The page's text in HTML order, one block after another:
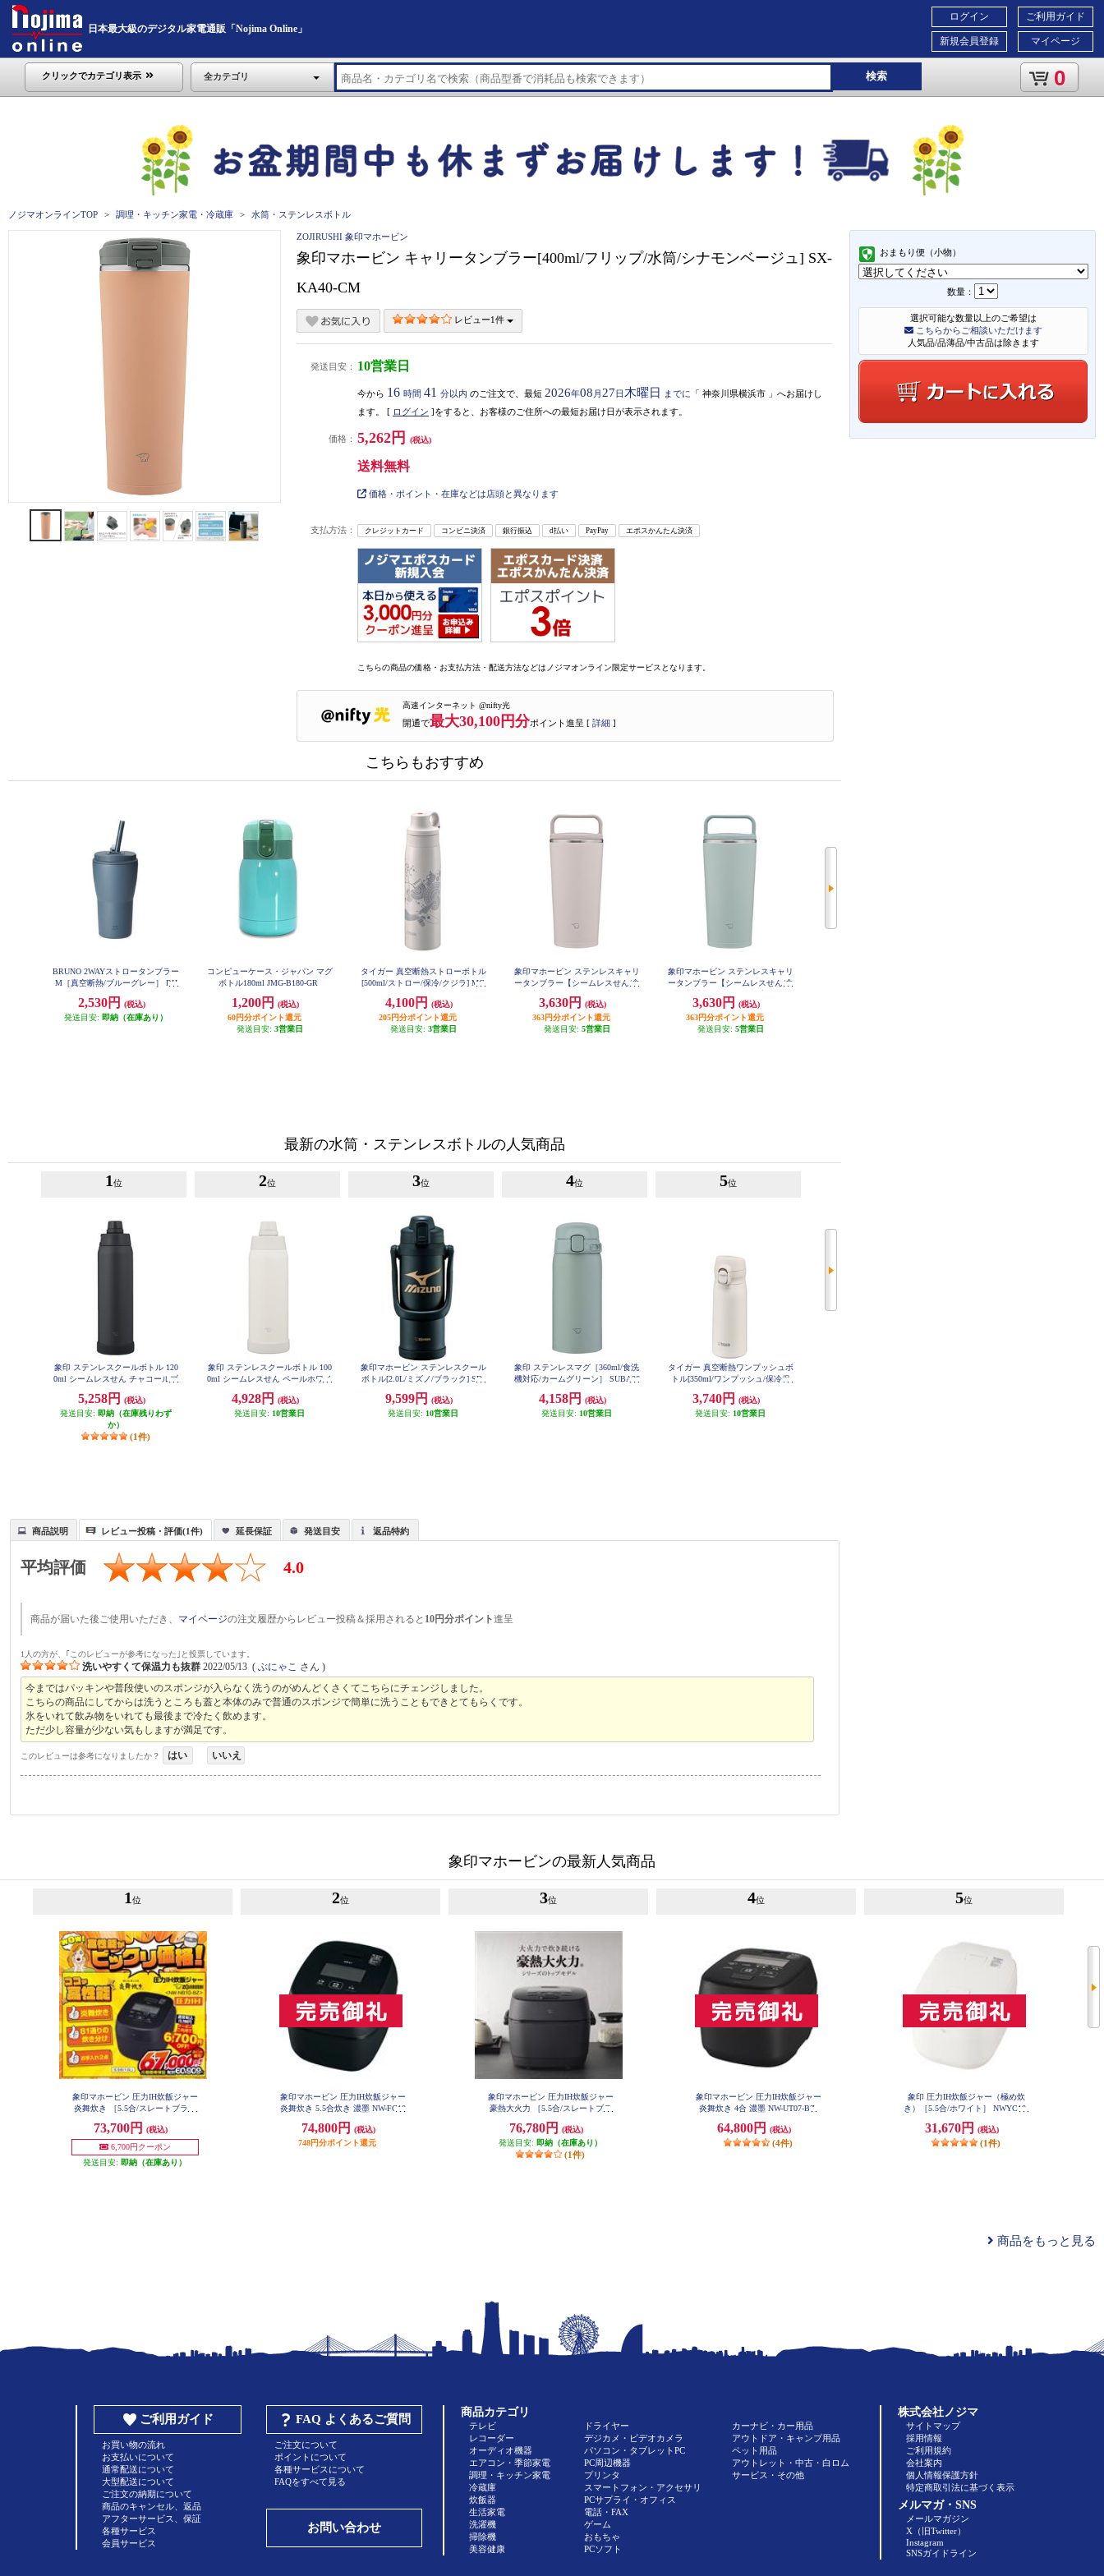
日本最大級のデジタル家電通販「Nojima Online」
ご利用ガイド
マイページ
ログイン
新規会員登録
クリックでカテゴリ表示 全カテゴリ 検索 0
ノジマオンラインTOP 調理・キッチン家電・冷蔵庫 水筒・ステンレスボトル
おまもり便（小物）
数量：
選択可能な数量以上のご希望は
こちらからご相談いただけます
人気品/品薄品/中古品は除きます
ZOJIRUSHI 象印マホービン
象印マホービン キャリータンブラー[400ml/フリップ/水筒/シナモンベージュ] SX-
KA40-CM
レビュー1件
発送目安： 10営業日
今から 16 時間 41 分以内 のご注文で、最短 2026年08 月 27日 木曜日 までに 「 神奈川県横浜市 」 へお届けし
ます。 [ ログイン ]をすると、お客様のご住所への最短お届け日が表示されます。
価格： 5,262円 (税込)
送料無料
価格・ポイント・在庫などは店頭と異なります
支払方法： クレジットカード コンビニ決済 銀行振込 d払い PayPay エポスかんたん決済
こちらの商品の価格・お支払方法・配送方法などはノジマオンライン限定サービスとなります。
高速インターネット @nifty光
開通で最大30,100円分ポイント進呈 [ 詳細 ]
こちらもおすすめ
BRUNO 2WAYストロータンブラー
M［真空断熱/ブルーグレー］ BH
2,530円
(税込)
発送目安: 即納（在庫あり）
コンピューケース・ジャパン マグ
ボトル180ml JMG-B180-GR
1,200円
(税込)
60円分ポイント還元
発送目安: 3営業日
タイガー 真空断熱ストローボトル
[500ml/ストロー/保冷/クジラ] MC
4,100円
(税込)
205円分ポイント還元
発送目安: 3営業日
象印マホービン ステンレスキャリ
ータンブラー【シームレスせん/食
ーコーティング/シアーグレー/300
ml/】 SX-JS30-HM
3,630円
(税込)
363円分ポイント還元
発送目安: 5営業日
象印マホービン ステンレスキャリ
ータンブラー【シームレスせん/食
ーコーティング/アッシュグリー
ン/300ml/】 SX-JS30-GM
3,630円
(税込)
363円分ポイント還元
発送目安: 5営業日
最新の水筒・ステンレスボトルの人気商品
1 位
象印 ステンレスクールボトル 120
0ml シームレスせん チャコールブ
5,258円
(税込)
発送目安: 即納（在庫残りわず
か）
(1件)
2位
象印 ステンレスクールボトル 100
0ml シームレスせん ペールホワイ
4,928円
(税込)
発送目安: 10営業日
3位
象印マホービン ステンレスクール
ボトル[2.0L/ミズノ/ブラック] SD-
9,599円
(税込)
発送目安: 10営業日
4位
象印 ステンレスマグ［360ml/食洗
機対応/カームグリーン］ SUBA36
4,158円
(税込)
発送目安: 10営業日
5位
タイガー 真空断熱ワンプッシュボ
トル[350ml/ワンプッシュ/保冷保
R
3,740円
(税込)
発送目安: 10営業日
商品説明 レビュー投稿・評価(1件) 延長保証 発送目安 返品特約
平均評価 4.0
商品が届いた後ご使用いただき、 マイページの注文履歴からレビュー投稿＆採用されると 10円分ポイント進呈
1人の方が、｢このレビューが参考になった｣と投票しています。
洗いやすくて保温力も抜群 2022/05/13 (ぶにゃこ さん )
今まではパッキンや普段使いのスポンジが入らなく洗うのがめんどくさくてこちらにチェンジしました。
こちらの商品にしてからは洗うところも蓋と本体のみで普通のスポンジで簡単に洗うこともできとてもらくです。
氷をいれて飲み物をいれても最後まで冷たく飲めます。
ただ少し容量が少ない気もしますが満足です。
このレビューは参考になりましたか？ はい いいえ
象印マホービンの最新人気商品
1 位
象印マホービン 圧力IH炊飯ジャー
炎舞炊き ［5.5合/スレートブラッ
73,700円
(税込)
6,700円クーポン
発送目安: 即納（在庫あり）
2位
象印マホービン 圧力IH炊飯ジャー
炎舞炊き 5.5合炊き 濃墨 NW-FC10
74,800円
(税込)
748円分ポイント還元
3位
象印マホービン 圧力IH炊飯ジャー
豪熱大火力 ［5.5合/スレートブラ
76,780円
(税込)
発送目安: 即納（在庫あり）
(1件)
4位
象印マホービン 圧力IH炊飯ジャー
炎舞炊き 4合 濃墨 NW-UT07-BZ
64,800円 (税込)
(4件)
5位
象印 圧力IH炊飯ジャー（極め炊
き）［5.5合/ホワイト］ NWYC10-
31,670円 (税込)
(1件)
商品をもっと見る
ご利用ガイド
お買い物の流れ
お支払いについて
通常配送について
大型配送について
ご注文の納期について
商品のキャンセル、返品
アフターサービス、保証
各種サービス
会員サービス
FAQ よくあるご質問
ご注文について
ポイントについて
各種サービスについて
FAQをすべて見る
お問い合わせ
商品カテゴリ
テレビ
レコーダー
オーディオ機器
エアコン・季節家電
調理・キッチン家電
冷蔵庫
炊飯器
生活家電
洗濯機
掃除機
美容健康
ドライヤー
デジカメ・ビデオカメラ
パソコン・タブレットPC
PC周辺機器
プリンタ
スマートフォン・アクセサリ
PCサプライ・オフィス
電話・FAX
ゲーム
おもちゃ
PCソフト
カーナビ・カー用品
アウトドア・キャンプ用品
ペット用品
アウトレット・中古・白ロム
サービス・その他
株式会社ノジマ
サイトマップ
採用情報
ご利用規約
会社案内
個人情報保護方針
特定商取引法に基づく表示
メルマガ・SNS
メールマガジン
X（旧Twitter）
Instagram
SNSガイドライン